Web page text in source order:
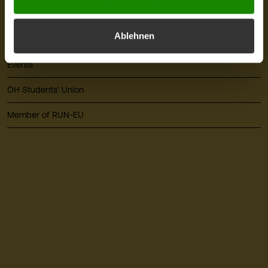
Ablehnen
Press
Events
ÖH Students' Union
Member of RUN-EU